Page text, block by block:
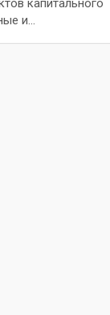
капитального
и…